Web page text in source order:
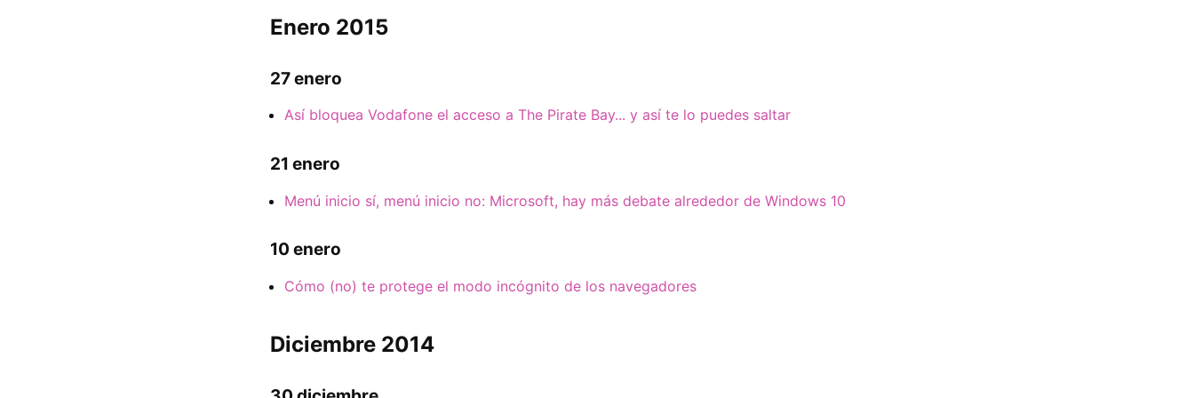
Enero 2015
27 enero
Así bloquea Vodafone el acceso a The Pirate Bay... y así te lo puedes saltar
21 enero
Menú inicio sí, menú inicio no: Microsoft, hay más debate alrededor de Windows 10
10 enero
Cómo (no) te protege el modo incógnito de los navegadores
Diciembre 2014